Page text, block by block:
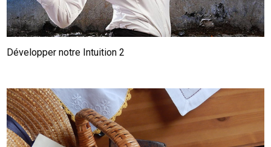
Développer notre Intuition 2